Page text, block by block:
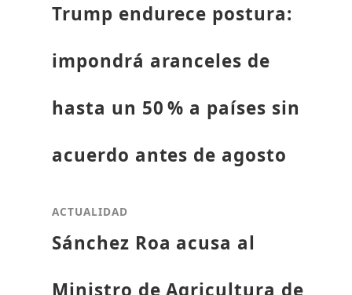
Trump endurece postura:
impondrá aranceles de
hasta un 50 % a países sin
acuerdo antes de agosto
ACTUALIDAD
Sánchez Roa acusa al
Ministro de Agricultura de